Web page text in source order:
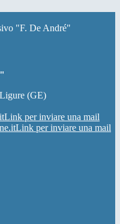
"F. De André"
(GE)
Link per inviare una mail
Link per inviare una mail